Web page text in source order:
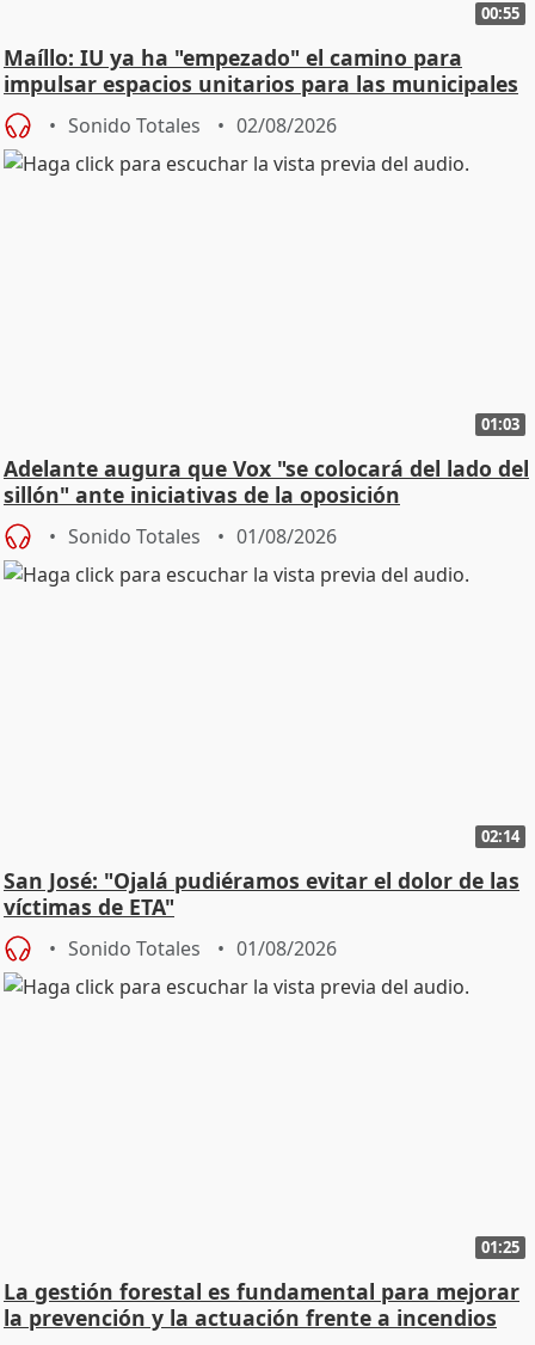
00:55
Maíllo: IU ya ha "empezado" el camino para
impulsar espacios unitarios para las municipales
Sonido Totales 02/08/2026
01:03
Adelante augura que Vox "se colocará del lado del
sillón" ante iniciativas de la oposición
Sonido Totales 01/08/2026
02:14
San José: "Ojalá pudiéramos evitar el dolor de las
víctimas de ETA"
Sonido Totales 01/08/2026
01:25
La gestión forestal es fundamental para mejorar
la prevención y la actuación frente a incendios